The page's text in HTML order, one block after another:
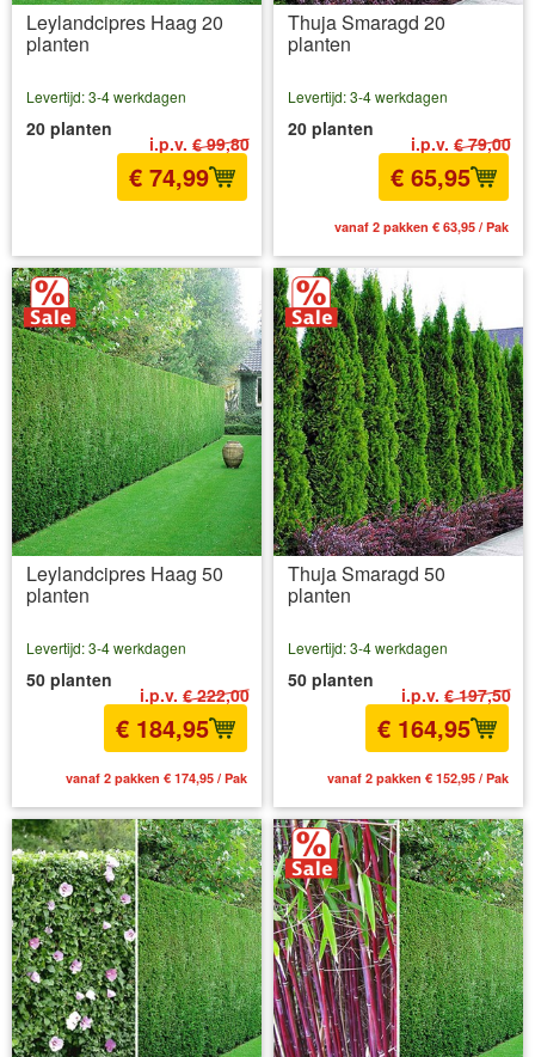
Leylandcipres Haag 20
planten
i.p.v. € 99,80
Levertijd: 3-4 werkdagen
20 planten
€ 74,99
Thuja Smaragd 20
planten
i.p.v. € 79,00
Levertijd: 3-4 werkdagen
20 planten
€ 65,95
vanaf 2 pakken € 63,95 / Pak
Leylandcipres Haag 50
planten
i.p.v. € 222,00
Levertijd: 3-4 werkdagen
50 planten
€ 184,95
vanaf 2 pakken € 174,95 / Pak
Thuja Smaragd 50
planten
i.p.v. € 197,50
Levertijd: 3-4 werkdagen
50 planten
€ 164,95
vanaf 2 pakken € 152,95 / Pak